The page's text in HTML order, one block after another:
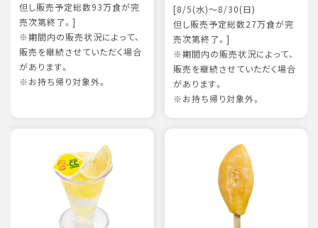
但し販売予定総数93万食が完
売次第終了。]
※期間内の販売状況によって、
販売を継続させていただく場合
があります。
※お持ち帰り対象外。
[8/5(水)～8/30(日)
但し販売予定総数27万食が完
売次第終了。]
※期間内の販売状況によって、
販売を継続させていただく場合
があります。
※お持ち帰り対象外。